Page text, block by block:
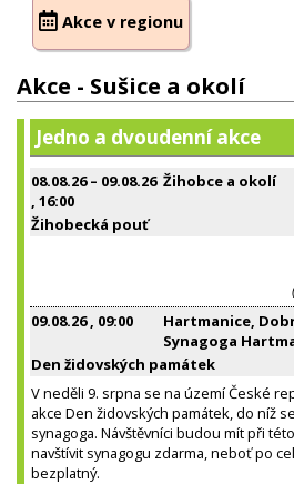
Akce v regionu
Akce - Sušice a okolí
Jedno a dvoudenní akce
08.08.26– 09.08.26
, 16:00
Žihobce a okolí
Žihobecká pouť
09.08.26, 09:00
Hartmanice,
Synagoga
Den židovských památek
V neděli 9. srpna se na území České
akce Den židovských památek, do níž
synagoga. Návštěvníci budou mít při
navštívit synagogu zdarma, neboť po
bezplatný.